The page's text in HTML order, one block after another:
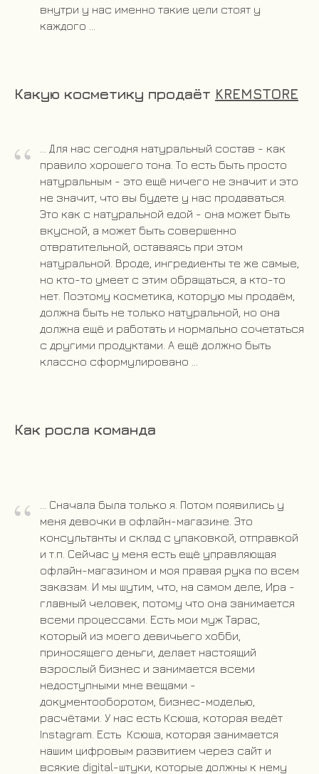
внутри у нас именно такие цели стоят у
каждого ...
Какую косметику продаёт KREMSTORE
“
... Для нас сегодня натуральный состав - как
правило хорошего тона. То есть быть просто
натуральным - это ещё ничего не значит и это
не значит, что вы будете у нас продаваться.
Это как с натуральной едой - она может быть
вкусной, а может быть совершенно
отвратительной, оставаясь при этом
натуральной. Вроде, ингредиенты те же самые,
но кто-то умеет с этим обращаться, а кто-то
нет. Поэтому косметика, которую мы продаём,
должна быть не только натуральной, но она
должна ещё и работать и нормально сочетаться
с другими продуктами. А ещё должно быть
классно сформулировано ...
Как росла команда
“
... Сначала была только я. Потом появились у
меня девочки в офлайн-магазине. Это
консультанты и склад с упаковкой, отправкой
и т.п. Сейчас у меня есть ещё управляющая
офлайн-магазином и моя правая рука по всем
заказам. И мы шутим, что, на самом деле, Ира -
главный человек, потому что она занимается
всеми процессами. Есть мои муж Тарас,
который из моего девичьего хобби,
приносящего деньги, делает настоящий
взрослый бизнес и занимается всеми
недоступными мне вещами -
документооборотом, бизнес-моделью,
расчётами. У нас есть Ксюша, которая ведёт
Instagram. Есть Ксюша, которая занимается
нашим цифровым развитием через сайт и
всякие digital-штуки, которые должны к нему